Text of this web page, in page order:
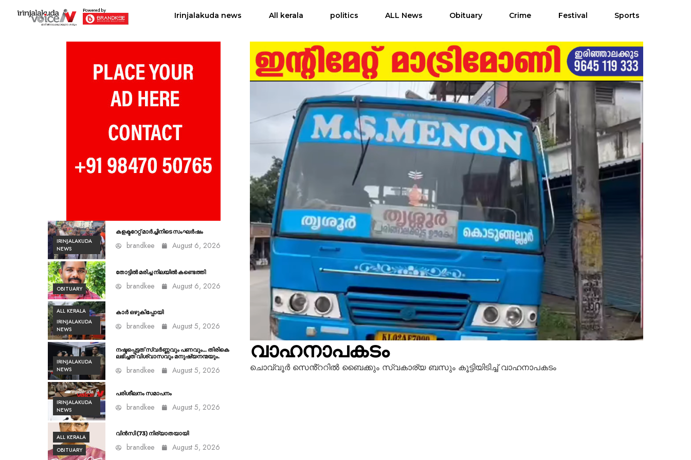
Irinjalakuda news All kerala politics ALL News Obituary Crime Festival Sports
വാഹനാപകടം
ചൊവ്വൂർ സെൻ്ററിൽ ബൈക്കും സ്വകാര്യ ബസും കൂട്ടിയിടിച്ച് വാഹനാപകടം
IRINJALAKUDA
NEWS
കളക്ടറേറ്റ് മാർച്ചിനിടെ സംഘർഷം
brandkee August 6, 2026
OBITUARY
തോട്ടിൽ മരിച്ച നിലയിൽ കണ്ടെത്തി
brandkee August 6, 2026
ALL KERALA
IRINJALAKUDA
NEWS
കാർ ഒഴുകിപ്പോയി
brandkee August 5, 2026
IRINJALAKUDA
NEWS
നഷ്ടപ്പെട്ടത് സ്വർണ്ണവും പണവും… തിരികെ
ലഭിച്ചത് വിശ്വാസവും മനുഷ്യനന്മയും.
brandkee August 5, 2026
IRINJALAKUDA
NEWS
പരിശീലനം സമാപനം
brandkee August 5, 2026
ALL KERALA
OBITUARY
വിൻസി (73) നിര്യാതയായി
brandkee August 5, 2026